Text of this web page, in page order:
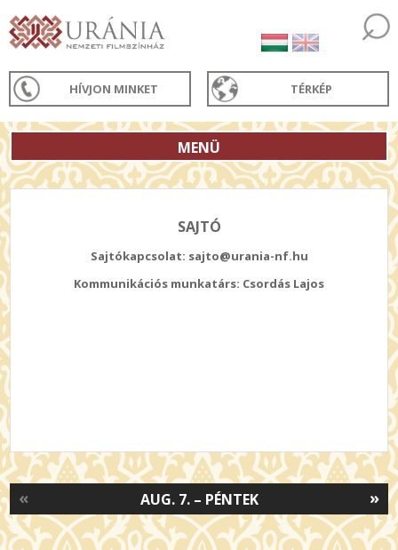
HÍVJON MINKET TÉRKÉP
MENÜ
SAJTÓ
Sajtókapcsolat: sajto@urania-nf.hu
Kommunikációs munkatárs: Csordás Lajos
»
AUG. 7. – PÉNTEK
«